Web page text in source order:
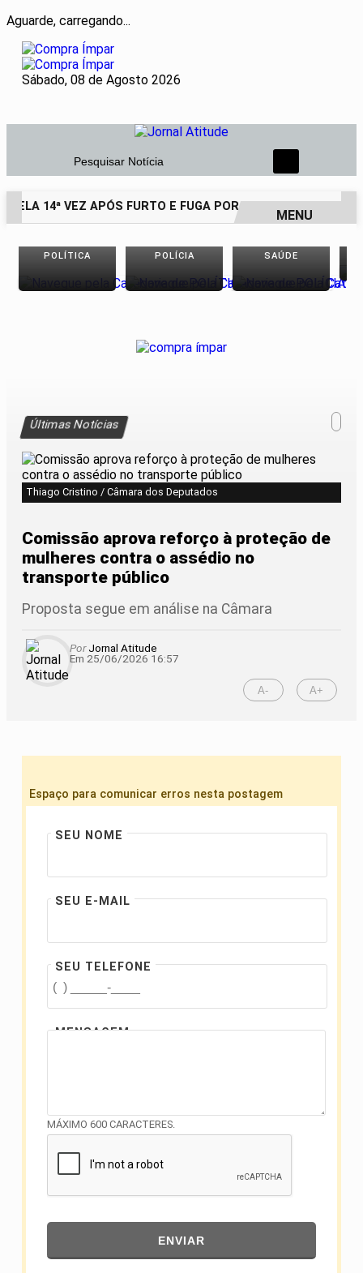
Aguarde, carregando...
Sábado, 08 de Agosto 2026
Pesquisar Notícia
14ª VEZ APÓS FURTO E FUGA POR TELHADOS
EM ALTA
MENU
POLÍTICA POLÍCIA SAÚDE
Últimas Notícias
Thiago Cristino / Câmara dos Deputados
Comissão aprova reforço à proteção de
mulheres contra o assédio no
transporte público
Proposta segue em análise na Câmara
PorJornal Atitude
Em 25/06/2026 16:57
A- A+
Espaço para comunicar erros nesta postagem
SEU NOME
SEU E-MAIL
SEU TELEFONE
MENSAGEM
MÁXIMO 600 CARACTERES.
ENVIAR